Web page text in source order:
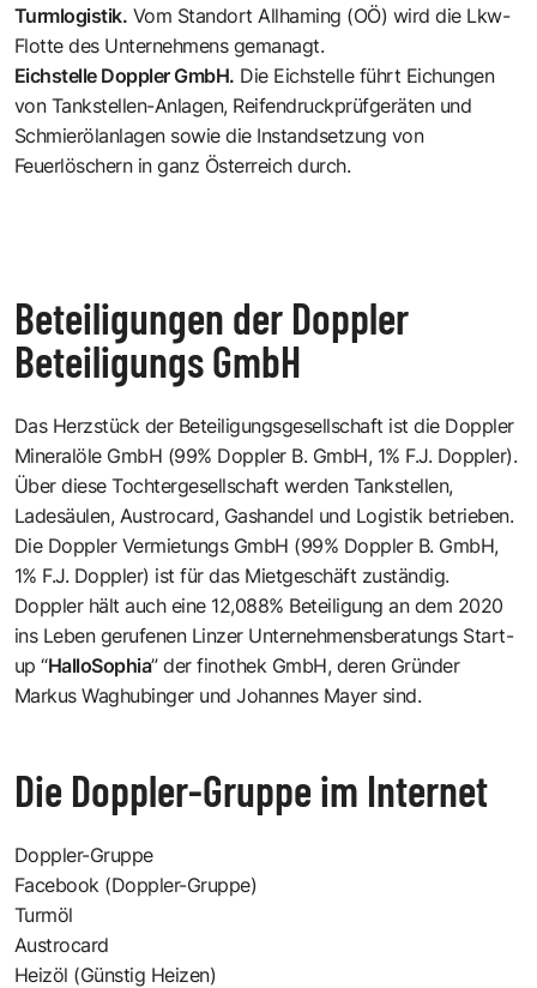
Turmlogistik. Vom Standort Allhaming (OÖ) wird die Lkw-
Flotte des Unternehmens gemanagt.
Eichstelle Doppler GmbH. Die Eichstelle führt Eichungen
von Tankstellen-Anlagen, Reifendruckprüfgeräten und
Schmierölanlagen sowie die Instandsetzung von
Feuerlöschern in ganz Österreich durch.
Beteiligungen der Doppler
Beteiligungs GmbH
Das Herzstück der Beteiligungsgesellschaft ist die Doppler
Mineralöle GmbH (99% Doppler B. GmbH, 1% F.J. Doppler).
Über diese Tochtergesellschaft werden Tankstellen,
Ladesäulen, Austrocard, Gashandel und Logistik betrieben.
Die Doppler Vermietungs GmbH (99% Doppler B. GmbH,
1% F.J. Doppler) ist für das Mietgeschäft zuständig.
Doppler hält auch eine 12,088% Beteiligung an dem 2020
ins Leben gerufenen Linzer Unternehmensberatungs Start-
up “HalloSophia” der finothek GmbH, deren Gründer
Markus Waghubinger und Johannes Mayer sind.
Die Doppler-Gruppe im Internet
Doppler-Gruppe
Facebook (Doppler-Gruppe)
Turmöl
Austrocard
Heizöl (Günstig Heizen)